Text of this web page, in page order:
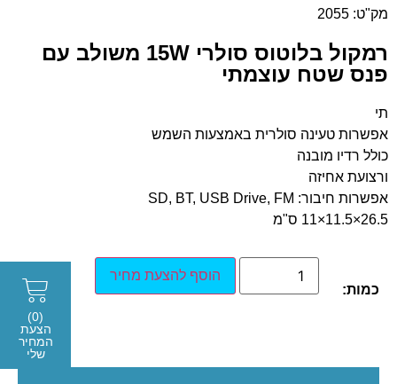
מק"ט: 2055
רמקול בלוטוס סולרי 15W משולב עם
פנס שטח עוצמתי
תי
אפשרות טעינה סולרית באמצעות השמש
כולל רדיו מובנה
ורצועת אחיזה
אפשרות חיבור: SD, BT, USB Drive, FM
26.5×11.5×11 ס"מ
כמות:
הוסף להצעת מחיר
(0)
הצעת
המחיר
שלי